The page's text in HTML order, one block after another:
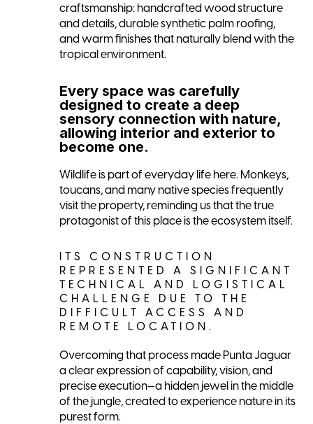
craftsmanship: handcrafted wood structure
and details, durable synthetic palm roofing,
and warm finishes that naturally blend with the
tropical environment.
Every space was carefully
designed to create a deep
sensory connection with nature,
allowing interior and exterior to
become one.
Wildlife is part of everyday life here. Monkeys,
toucans, and many native species frequently
visit the property, reminding us that the true
protagonist of this place is the ecosystem itself.
ITS CONSTRUCTION
REPRESENTED A SIGNIFICANT
TECHNICAL AND LOGISTICAL
CHALLENGE DUE TO THE
DIFFICULT ACCESS AND
REMOTE LOCATION.
Overcoming that process made Punta Jaguar
a clear expression of capability, vision, and
precise execution—a hidden jewel in the middle
of the jungle, created to experience nature in its
purest form.